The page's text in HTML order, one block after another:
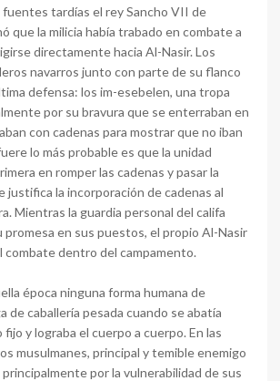
fuentes tardías el rey Sancho VII de
que la milicia había trabado en combate a
directamente hacia Al-Nasir. Los
navarros junto con parte de su flanco
defensa: los im-esebelen, una tropa
por su bravura que se enterraban en
con cadenas para mostrar que no iban
lo más probable es que la unidad
en romper las cadenas y pasar la
justifica la incorporación de cadenas al
Mientras la guardia personal del califa
promesa en sus puestos, el propio Al-Nasir
combate dentro del campamento.
época ninguna forma humana de
de caballería pesada cuando se abatía
y lograba el cuerpo a cuerpo. En las
musulmanes, principal y temible enemigo
por la vulnerabilidad de sus